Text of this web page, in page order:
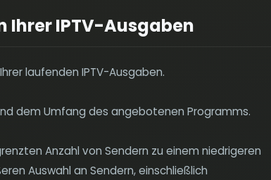
Ihrer IPTV-Ausgaben
laufenden IPTV-Ausgaben.
dem Umfang des angebotenen Programms.
Anzahl von Sendern zu einem niedrigeren
Auswahl an Sendern, einschließlich